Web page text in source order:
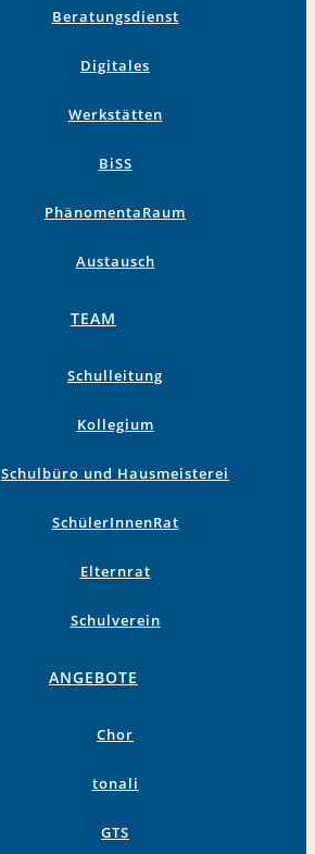
Beratungsdienst
Digitales
Werkstätten
BiSS
PhänomentaRaum
Austausch
TEAM
Schulleitung
Kollegium
Schulbüro und Hausmeisterei
SchülerInnenRat
Elternrat
Schulverein
ANGEBOTE
Chor
tonali
GTS